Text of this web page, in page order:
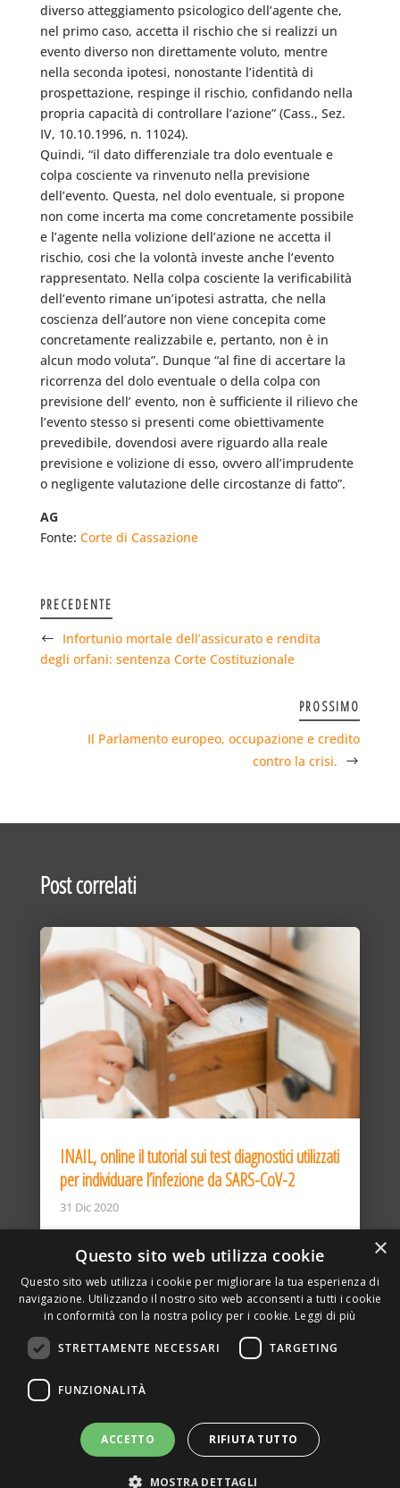
diverso atteggiamento psicologico dell’agente che,
nel primo caso, accetta il rischio che si realizzi un
evento diverso non direttamente voluto, mentre
nella seconda ipotesi, nonostante l’identità di
prospettazione, respinge il rischio, confidando nella
propria capacità di controllare l’azione” (Cass., Sez.
IV, 10.10.1996, n. 11024).
Quindi, “il dato differenziale tra dolo eventuale e
colpa cosciente va rinvenuto nella previsione
dell’evento. Questa, nel dolo eventuale, si propone
non come incerta ma come concretamente possibile
e l’agente nella volizione dell’azione ne accetta il
rischio, cosi che la volontà investe anche l’evento
rappresentato. Nella colpa cosciente la verificabilità
dell’evento rimane un’ipotesi astratta, che nella
coscienza dell’autore non viene concepita come
concretamente realizzabile e, pertanto, non è in
alcun modo voluta”. Dunque “al fine di accertare la
ricorrenza del dolo eventuale o della colpa con
previsione dell’ evento, non è sufficiente il rilievo che
l’evento stesso si presenti come obiettivamente
prevedibile, dovendosi avere riguardo alla reale
previsione e volizione di esso, ovvero all’imprudente
o negligente valutazione delle circostanze di fatto”.
AG
Fonte: Corte di Cassazione
PRECEDENTE
Infortunio mortale dell’assicurato e rendita
degli orfani: sentenza Corte Costituzionale
PROSSIMO
Il Parlamento europeo, occupazione e credito
contro la crisi.
Post correlati
INAIL, online il tutorial sui test diagnostici utilizzati
per individuare l’infezione da SARS-CoV-2
31 Dic 2020
DELLA TORRE, 15 – 20127 – MILANO – P. IVA
SITO REALIZZATO DA GRAFICAEFOTO WEB AGENCY –
PARTNER SINTEL
×
Questo sito web utilizza cookie
Questo sito web utilizza i cookie per migliorare la tua esperienza di
navigazione. Utilizzando il nostro sito web acconsenti a tutti i cookie
in conformità con la nostra policy per i cookie. Leggi di più
STRETTAMENTE NECESSARI TARGETING
FUNZIONALITÀ
ACCETTO RIFIUTA TUTTO
MOSTRA DETTAGLI